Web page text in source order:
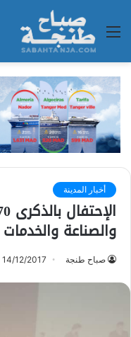
القائمة
أخبار المدينة
والصناعة
صباح طنجة 14/12/2017